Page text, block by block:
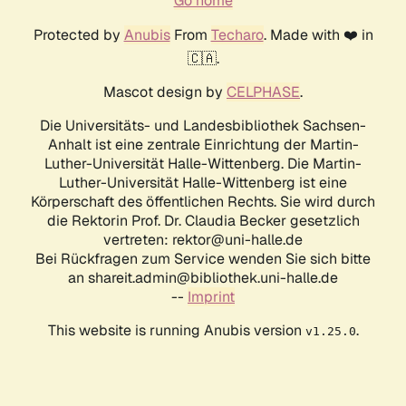
Protected by AnubisFrom Techaro. Made with ❤️ in
🇨🇦.
Mascot design by CELPHASE.
Die Universitäts- und Landesbibliothek Sachsen-
Anhalt ist eine zentrale Einrichtung der Martin-
Luther-Universität Halle-Wittenberg. Die Martin-
Luther-Universität Halle-Wittenberg ist eine
Körperschaft des öffentlichen Rechts. Sie wird durch
die Rektorin Prof. Dr. Claudia Becker gesetzlich
vertreten: rektor@uni-halle.de
Bei Rückfragen zum Service wenden Sie sich bitte
an shareit.admin@bibliothek.uni-halle.de
-- Imprint
This website is running Anubis version v1.25.0.